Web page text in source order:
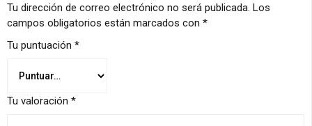
Tu dirección de correo electrónico no será publicada. Los
campos obligatorios están marcados con *
Tu puntuación *
Tu valoración *